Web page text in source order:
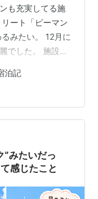
も充実してる施
ート「ピーマン
みたい。 12月に
でした。 施設に
なかった。笑
プールでした。
くらいでクタク
ダードのお部屋だ
硬め 反対側か
泊記
”みたいだっ
感じたこと